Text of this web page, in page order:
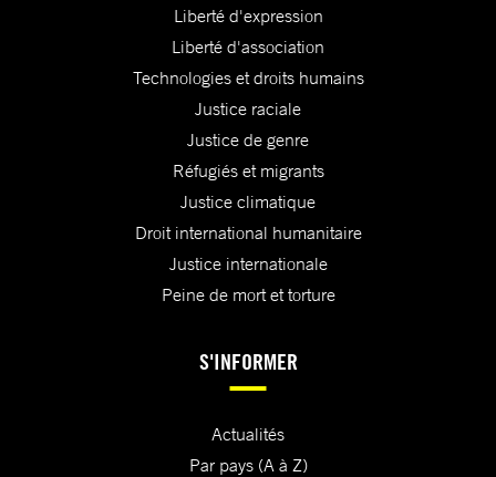
Liberté d'expression
Liberté d'association
Technologies et droits humains
Justice raciale
Justice de genre
Réfugiés et migrants
Justice climatique
Droit international humanitaire
Justice internationale
Peine de mort et torture
S'INFORMER
Actualités
Par pays (A à Z)